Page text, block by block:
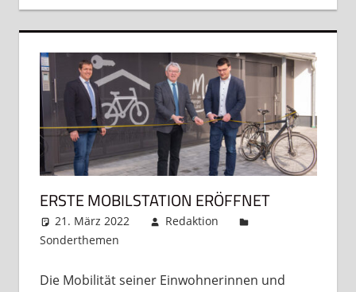
ERSTE MOBILSTATION ERÖFFNET
21. März 2022
Redaktion
Sonderthemen
Die Mobilität seiner Einwohnerinnen und